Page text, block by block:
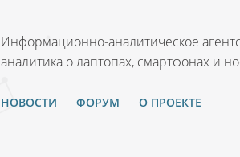
Информационно-аналитическое
аналитика о лаптопах, смартфонах и
НОВОСТИ ФОРУМ О ПРОЕКТЕ